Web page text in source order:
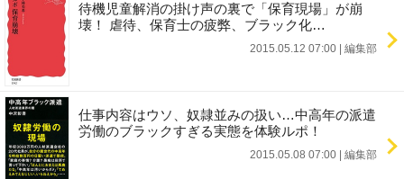
待機児童解消の掛け声の裏で「保育現場」が崩
壊！ 虐待、保育士の疲弊、ブラック化…
2015.05.12 07:00 編集部
仕事内容はウソ、奴隷並みの扱い…中高年の派遣
労働のブラックすぎる実態を体験ルポ！
2015.05.08 07:00 編集部